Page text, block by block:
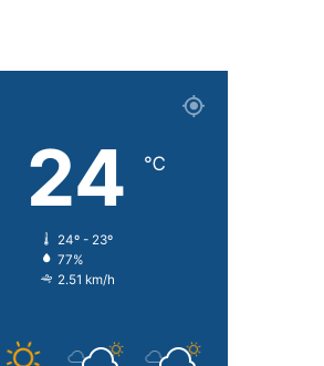
24 ℃
24º - 23º
77%
2.51 km/h